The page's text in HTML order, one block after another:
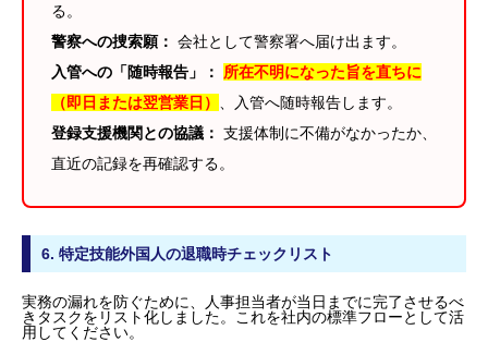
る。
警察への捜索願： 会社として警察署へ届け出ます。
入管への「随時報告」：
所在不明になった旨を直ちに
（即日または翌営業日）
、入管へ随時報告します。
登録支援機関との協議： 支援体制に不備がなかったか、
直近の記録を再確認する。
6. 特定技能外国人の退職時チェックリスト
実務の漏れを防ぐために、人事担当者が当日までに完了させるべ
きタスクをリスト化しました。これを社内の標準フローとして活
用してください。
9. まとめ：適切な退職実務が「企業のブランド」
る